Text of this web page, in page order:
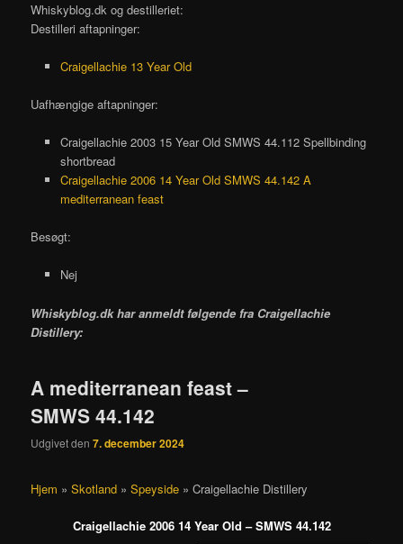
Whiskyblog.dk og destilleriet:
Destilleri aftapninger:
Craigellachie 13 Year Old
Uafhængige aftapninger:
Craigellachie 2003 15 Year Old SMWS 44.112 Spellbinding
shortbread
Craigellachie 2006 14 Year Old SMWS 44.142 A
mediterranean feast
Besøgt:
Nej
Whiskyblog.dk har anmeldt følgende fra Craigellachie
Distillery:
A mediterranean feast –
SMWS 44.142
Udgivet den7. december 2024
Hjem »Skotland »Speyside »Craigellachie Distillery
Craigellachie 2006 14 Year Old – SMWS 44.142